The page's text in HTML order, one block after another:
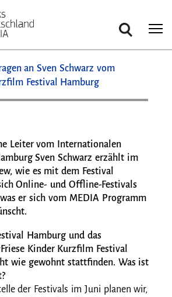
Suche
an Sven Schwarz vom
Festival Hamburg
Leiter vom Internationalen
Sven Schwarz erzählt im
wie es mit dem Festival
Online- und Offline-Festivals
er sich vom MEDIA Programm
Hamburg und das
Kinder Kurzfilm Festival
wie gewohnt stattfinden. Was ist
der Festivals im Juni planen wir,